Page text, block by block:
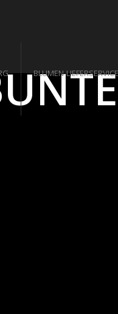
BLUMEN-LIEFERSERVICE